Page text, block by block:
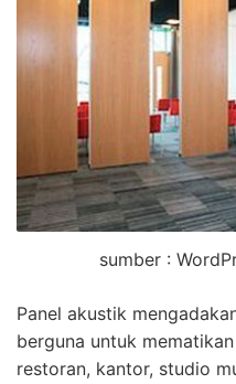
sumber :
Panel akustik
berguna untuk
restoran, kantor, studio